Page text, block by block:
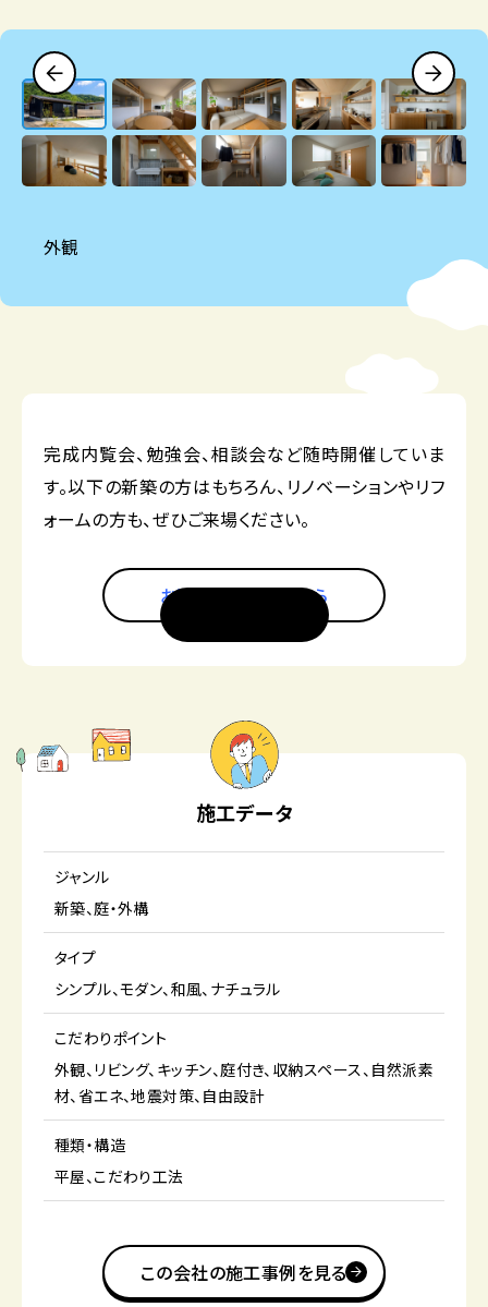
外観
完成内覧会、勉強会、相談会など随時開催していま
す。以下の新築の方はもちろん、リノベーションやリフ
ォームの方も、ぜひご来場ください。
お問い合わせはこちら
施工データ
ジャンル
新築 庭・外構
タイプ
シンプル モダン 和風 ナチュラル
こだわりポイント
外観 リビング キッチン 庭付き 収納スペース 自然派素
材 省エネ 地震対策 自由設計
種類・構造
平屋 こだわり工法
この会社の施工事例を見る